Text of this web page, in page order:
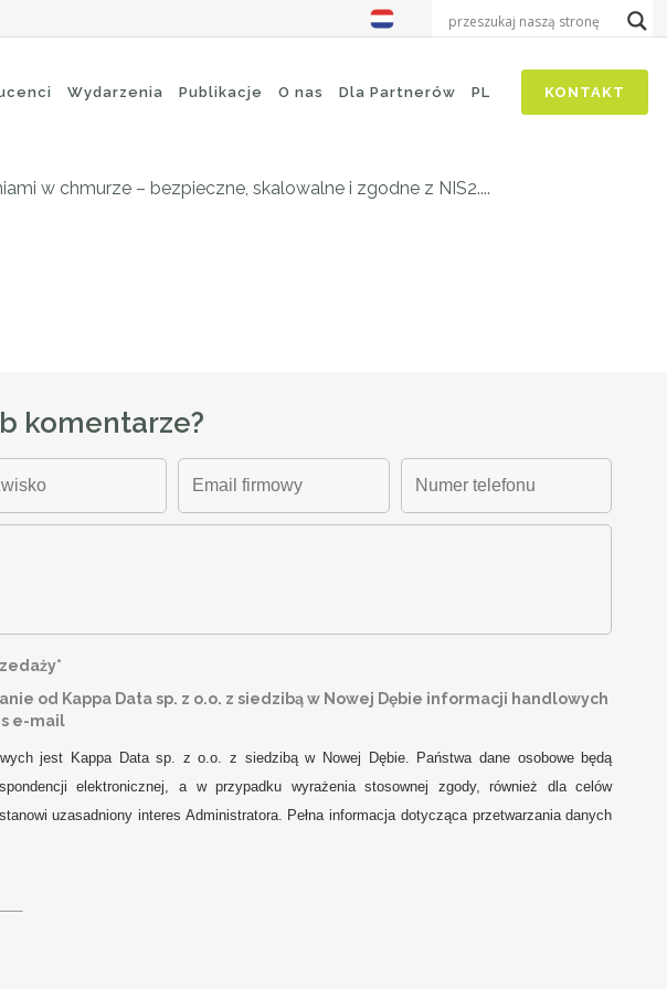
KONTAKT
Wydarzenia Publikacje O nas Dla Partnerów PL
– zarządzanie
w chmurze – bezpieczne, skalowalne i zgodne z NIS2....
komentarze?
od Kappa Data sp. z o.o. z siedzibą w Nowej Dębie informacji handlowych
e-mail
jest Kappa Data sp. z o.o. z siedzibą w Nowej Dębie. Państwa dane osobowe będą
elektronicznej, a w przypadku wyrażenia stosownej zgody, również dla celów
uzasadniony interes Administratora. Pełna informacja dotycząca przetwarzania danych